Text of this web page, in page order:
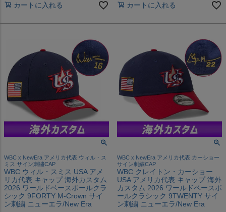
カートに入れる カートに入れる
WBC x NewEra アメリカ代表 ウィル・ス
ミス サイン刺繍CAP
WBC ウィル・スミス USA アメ
リカ代表 キャップ 海外カスタム
2026 ワールドベースボールクラ
シック 9FORTY M-Crown サイ
ン刺繍 ニューエラ/New Era
WBC x NewEra アメリカ代表 カーショー
サイン刺繍CAP
WBC クレイトン・カーショー
USA アメリカ代表 キャップ 海外
カスタム 2026 ワールドベースボ
ールクラシック 9TWENTY サイ
ン刺繍 ニューエラ/New Era